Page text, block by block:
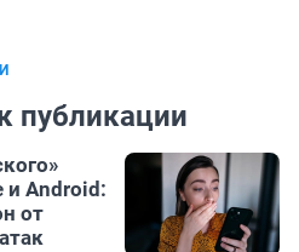
публикации
и Android:
от